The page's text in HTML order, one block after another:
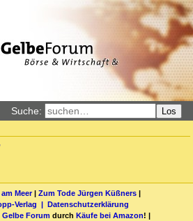
Suche: Los
Meer| Zum Tode Jürgen Küßners |
Verlag | Datenschutzerklärung
Forum durch Käufe bei Amazon! |